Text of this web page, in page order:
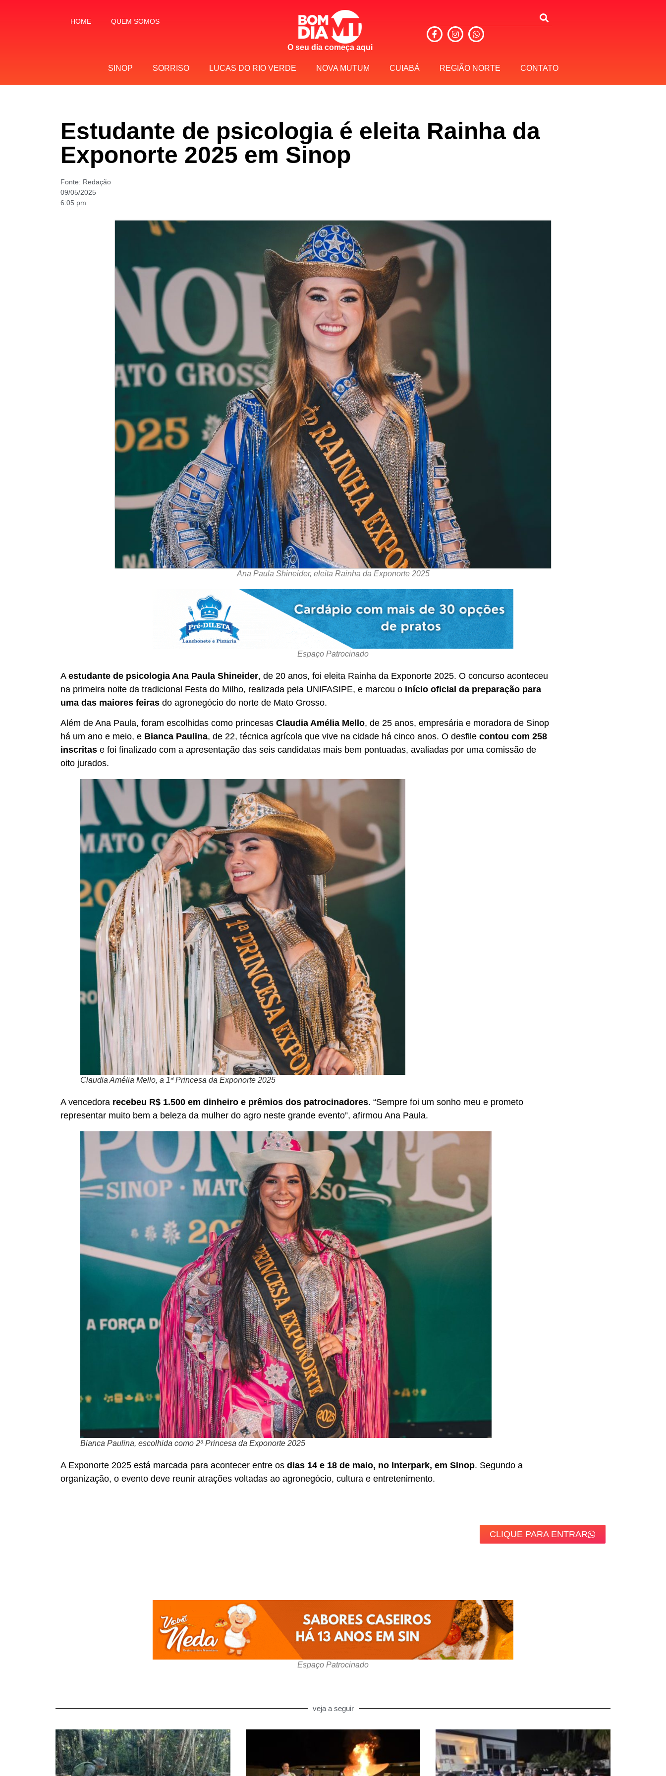
HOME QUEM SOMOS
O seu dia começa aqui
SINOP SORRISO LUCAS DO RIO VERDE NOVA MUTUM CUIABÁ REGIÃO NORTE CONTATO
Estudante de psicologia é eleita Rainha da
Exponorte 2025 em Sinop
Fonte: Redação
09/05/2025
6:05 pm
Ana Paula Shineider, eleita Rainha da Exponorte 2025
Espaço Patrocinado
A estudante de psicologia Ana Paula Shineider, de 20 anos, foi eleita Rainha da Exponorte 2025. O concurso aconteceu
na primeira noite da tradicional Festa do Milho, realizada pela UNIFASIPE, e marcou o início oficial da preparação para
uma das maiores feiras do agronegócio do norte de Mato Grosso.
Além de Ana Paula, foram escolhidas como princesas Claudia Amélia Mello, de 25 anos, empresária e moradora de Sinop
há um ano e meio, e Bianca Paulina, de 22, técnica agrícola que vive na cidade há cinco anos. O desfile contou com 258
inscritas e foi finalizado com a apresentação das seis candidatas mais bem pontuadas, avaliadas por uma comissão de
oito jurados.
Claudia Amélia Mello, a 1ª Princesa da Exponorte 2025
A vencedora recebeu R$ 1.500 em dinheiro e prêmios dos patrocinadores. “Sempre foi um sonho meu e prometo
representar muito bem a beleza da mulher do agro neste grande evento”, afirmou Ana Paula.
Bianca Paulina, escolhida como 2ª Princesa da Exponorte 2025
A Exponorte 2025 está marcada para acontecer entre os dias 14 e 18 de maio, no Interpark, em Sinop. Segundo a
organização, o evento deve reunir atrações voltadas ao agronegócio, cultura e entretenimento.
CLIQUE PARA ENTRAR
Espaço Patrocinado
veja a seguir